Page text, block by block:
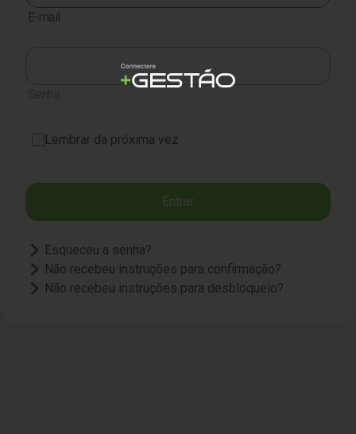
E-mail
Lembrar da próxima vez
Esqueceu a senha?
Não recebeu instruções para confirmação?
Não recebeu instruções para desbloqueio?